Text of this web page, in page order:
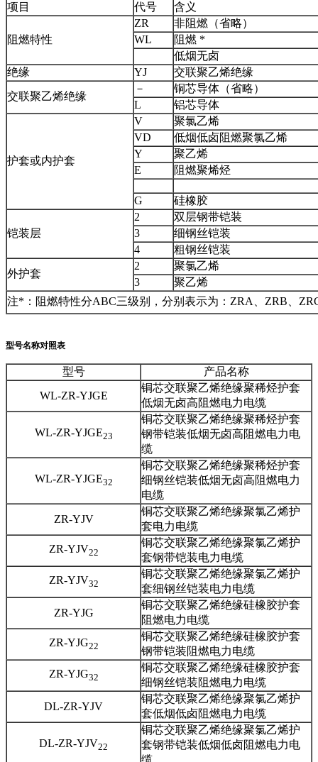
项目 代号 含义
阻燃特性
ZR
非阻燃（省略）
WL
阻燃 *
低烟无卤
绝缘
YJ
交联聚乙烯绝缘
交联聚乙烯绝缘
－
铜芯导体（省略）
L
铝芯导体
护套或内护套
V
聚氯乙烯
VD
低烟低卤阻燃聚氯乙烯
Y
聚乙烯
E
阻燃聚烯烃
G 硅橡胶
铠装层
2
双层钢带铠装
3
细钢丝铠装
4
粗钢丝铠装
外护套
2
聚氯乙烯
3
聚乙烯
注*：阻燃特性分ABC三级别，分别表示为：ZRA、ZRB、
型号名称对照表
型号
产品名称
WL-ZR-YJGE
铜芯交联聚乙烯绝缘聚稀烃护套
低烟无卤高阻燃电力电缆
WL-ZR-YJGE23
铜芯交联聚乙烯绝缘聚稀烃护套
钢带铠装低烟无卤高阻燃电力电
缆
WL-ZR-YJGE32
铜芯交联聚乙烯绝缘聚稀烃护套
细钢丝铠装低烟无卤高阻燃电力
电缆
ZR-YJV
铜芯交联聚乙烯绝缘聚氯乙烯护
套电力电缆
ZR-YJV22
铜芯交联聚乙烯绝缘聚氯乙烯护
套钢带铠装电力电缆
ZR-YJV32
铜芯交联聚乙烯绝缘聚氯乙烯护
套细钢丝铠装电力电缆
ZR-YJG
铜芯交联聚乙烯绝缘硅橡胶护套
阻燃电力电缆
ZR-YJG22
铜芯交联聚乙烯绝缘硅橡胶护套
钢带铠装阻燃电力电缆
ZR-YJG32
铜芯交联聚乙烯绝缘硅橡胶护套
细钢丝铠装阻燃电力电缆
DL-ZR-YJV
铜芯交联聚乙烯绝缘聚氯乙烯护
套低烟低卤阻燃电力电缆
DL-ZR-YJV22
铜芯交联聚乙烯绝缘聚氯乙烯护
套钢带铠装低烟低卤阻燃电力电